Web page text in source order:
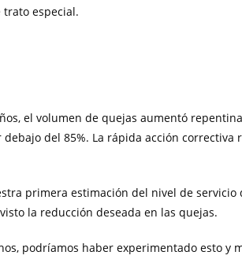
especial.
el volumen de quejas aumentó
del 85%. La rápida acción
primera estimación del nivel de servicio
la reducción deseada en las quejas.
podríamos haber experimentado esto y